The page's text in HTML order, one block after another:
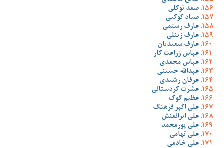
صمد توکلی
صیاد کوکبی
عارف رستمی
عارف زینلی
عارف سعیدیان
عباس زراعت کار
عباس محمدی
عبدالله حسینی
عرفان رشیدی
عشرت کردستانی
عظیم گوک
علی اکبر فرهنگ
علی ایرانمنش
علی پورمحمد
علی تهامی
علی خادمی